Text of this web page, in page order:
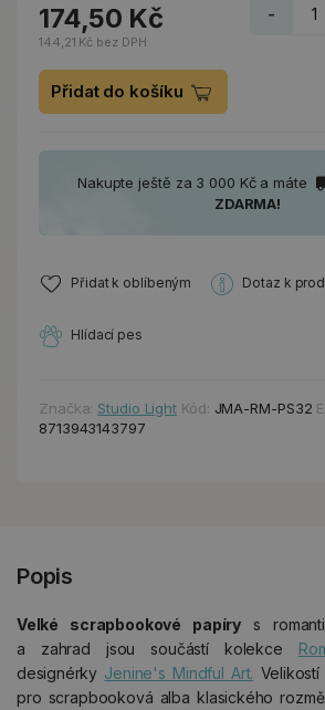
174,50 Kč
144,21 Kč bez DPH
-
Přidat do košíku
Nakupte ještě za 3 000 Kč a máte
ZDARMA!
Přidat k oblíbeným Dotaz k
Hlídací pes
Značka: Studio Light Kód: JMA-RM-PS32
8713943143797
Popis
Velké scrapbookové papíry s
a zahrad jsou součástí kolekce
designérky Jenine's Mindful Art.
pro scrapbooková alba klasického